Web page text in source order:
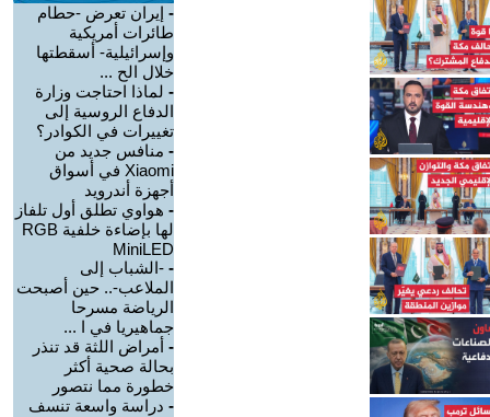
- إيران تعرض -حطام
طائرات أمريكية
وإسرائيلية- أسقطتها
خلال الح ...
- لماذا احتاجت وزارة
الدفاع الروسية إلى
تغييرات في الكوادر؟
- منافس جديد من
Xiaomi في أسواق
أجهزة أندرويد
- هواوي تطلق أول تلفاز
لها بإضاءة خلفية RGB
MiniLED
- -الشباب إلى
الملاعب-.. حين أصبحت
الرياضة مسرحا
جماهيريا في ا ...
- أمراض اللثة قد تنذر
بحالة صحية أكثر
خطورة مما نتصور
- دراسة واسعة تنسف